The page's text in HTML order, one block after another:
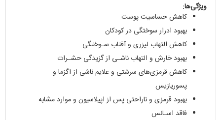
ویژگی‌ها:
کاهش حساسیت پوست
بهبود ادرار سوختگی در کودکان
کاهش التهاب لیزری و آفتاب سـوختگی
بهبود خارش و التهاب ناشـى از گزیدگی حشـرات
کاهش قرمزی‌های سرشتی و علایم ناشی از اگزما و
پسوریازیس
بهبود قرمزی و ناراحتی پس از اپیلاسیون و موارد مشابه
فاقد اسـانس